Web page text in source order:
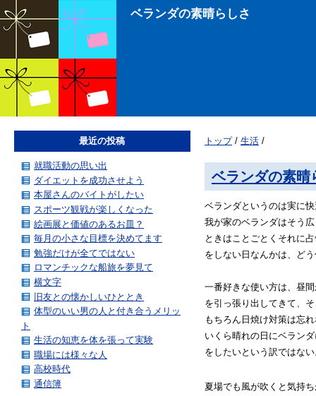
ベランダの素晴らしさ
トップ/ 生活 /
ベランダの素晴
ベランダというのは実に
我が家のベランダはそう
ときはことごとくそれに
をしない日なんかは、ど
一番好きな使い方は、昼
を引っ張り出してきて、
もちろん日焼け対策は忘
いくら晴れの日にベラン
をしたいという訳ではな
夏場でも風が吹くと気持
最近の投稿
就職活動の思い出
ダイエットを成功させよう
本屋さんのバイトがしたい
スポーツ観戦が楽しくなった
絵画展と価値のあるお皿？
毎月の小さな目標を決めてます
勉強だけが全てではない
ロマンチックな船旅を夢見て
横文字
旧友との懐かしいひととき
体型のいい男の人と付き合うメリッ
ト
生活の知恵を体を張って実験
職場には様々な人
高校時代
通信簿